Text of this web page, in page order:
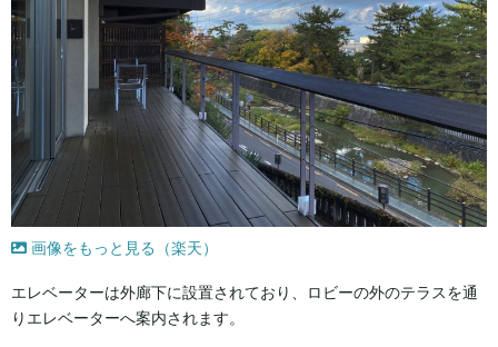
画像をもっと見る（楽天）
エレベーターは外廊下に設置されており、ロビーの外のテラスを通
りエレベーターへ案内されます。